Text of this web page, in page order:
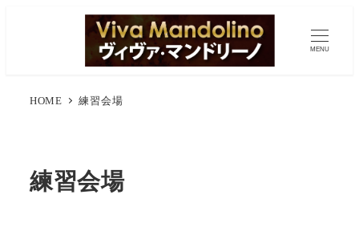
MENU
HOME 練習会場
練習会場